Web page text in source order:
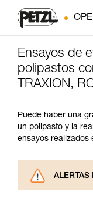
Ensayos de
polipastos
TRAXION,
Puede haber una
un polipasto y la
ensayos realizados
ALERTAS